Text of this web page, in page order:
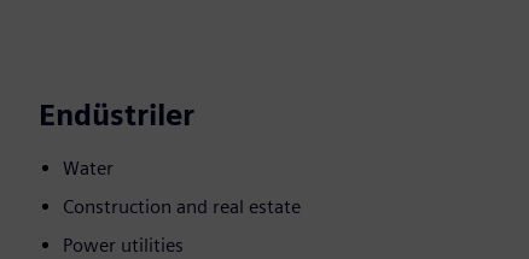
Endüstriler
Water
Construction and real estate
Power utilities